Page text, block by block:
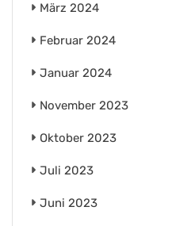
März 2024
Februar 2024
Januar 2024
November 2023
Oktober 2023
Juli 2023
Juni 2023